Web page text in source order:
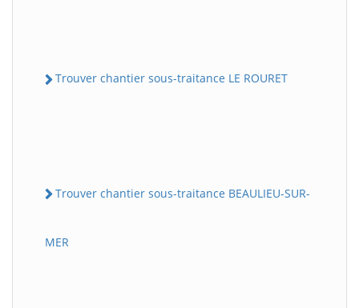
Trouver chantier sous-traitance LE ROURET
Trouver chantier sous-traitance BEAULIEU-SUR-
MER